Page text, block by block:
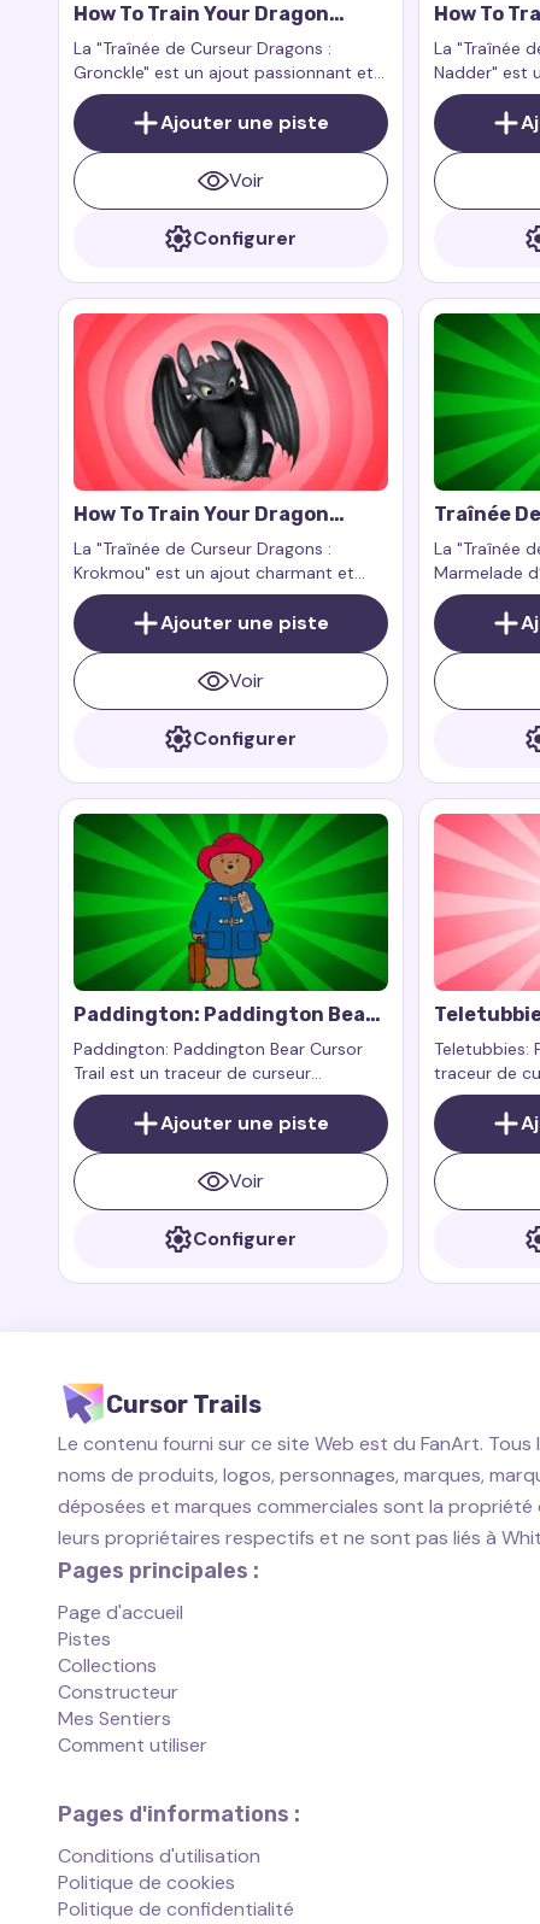
How To Train Your Dragon
Gronckle Cursor Trail
La "Traînée de Curseur Dragons :
Gronckle" est un ajout passionnant et
charmant à votre expérience
numérique. Ce complément pour
l'extension de navigateur Custom
Cursor Trail ou Cursor Trails for Chrome
fonctionne exclusivement sur les pages
web.
Ajouter une piste
Voir
Configurer
How To
Nadder
La "Traînée
Nadder" est
expérience
grandeur et
dragons sur
How To Train Your Dragon
Toothless Cursor Trail
La "Traînée de Curseur Dragons :
Krokmou" est un ajout charmant et
captivant à votre expérience
numérique, apportant magie, grâce et
aventures sur votre écran avec le
célèbre dragon Furie Nocturne.
Ajouter une piste
Voir
Configurer
Traînée
D’Orange
La "Traînée
Marmelade
amusant et
ambiance
la
l’ours adoré
Paddington: Paddington Bear
Cursor Trail
Paddington: Paddington Bear Cursor
Trail est un traceur de curseur
personnalisé inspiré par Paddington
lui-même, l'ours mignon du Pérou qui
est devenu un favori de nombreux fans
grâce à ses aventures dans les livres et
films Paddington
Ajouter une piste
Voir
Configurer
Teletubbies:
traceur de
par l'un des
du
Teletubbies
Cursor Trails
Le contenu fourni sur ce site Web est du FanArt. Tous
noms de produits, logos, personnages, marques,
déposées et marques commerciales sont la propriété
leurs propriétaires respectifs et ne sont pas liés à
Pages principales :
Page d'accueil
Pistes
Collections
Constructeur
Mes Sentiers
Comment utiliser
Pages d'informations :
Conditions d'utilisation
Politique de cookies
Politique de confidentialité